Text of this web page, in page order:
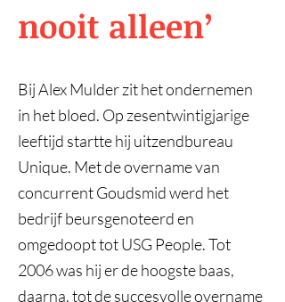
nooit alleen’
Bij Alex Mulder zit het ondernemen
in het bloed. Op zesentwintigjarige
leeftijd startte hij uitzendbureau
Unique. Met de overname van
concurrent Goudsmid werd het
bedrijf beursgenoteerd en
omgedoopt tot USG People. Tot
2006 was hij er de hoogste baas,
daarna, tot de succesvolle overname